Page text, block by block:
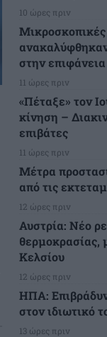
10 ώρες πριν
Μικροσκοπικές
στην
11 ώρες πριν
«Πέταξε» τον
κίνηση –
επιβάτες
11 ώρες πριν
Μέτρα
από τις
12 ώρες πριν
Αυστρία: Νέο
θερμοκρασίας,
Κελσίου
12 ώρες πριν
ΗΠΑ:
στον ιδιωτικό
13 ώρες πριν